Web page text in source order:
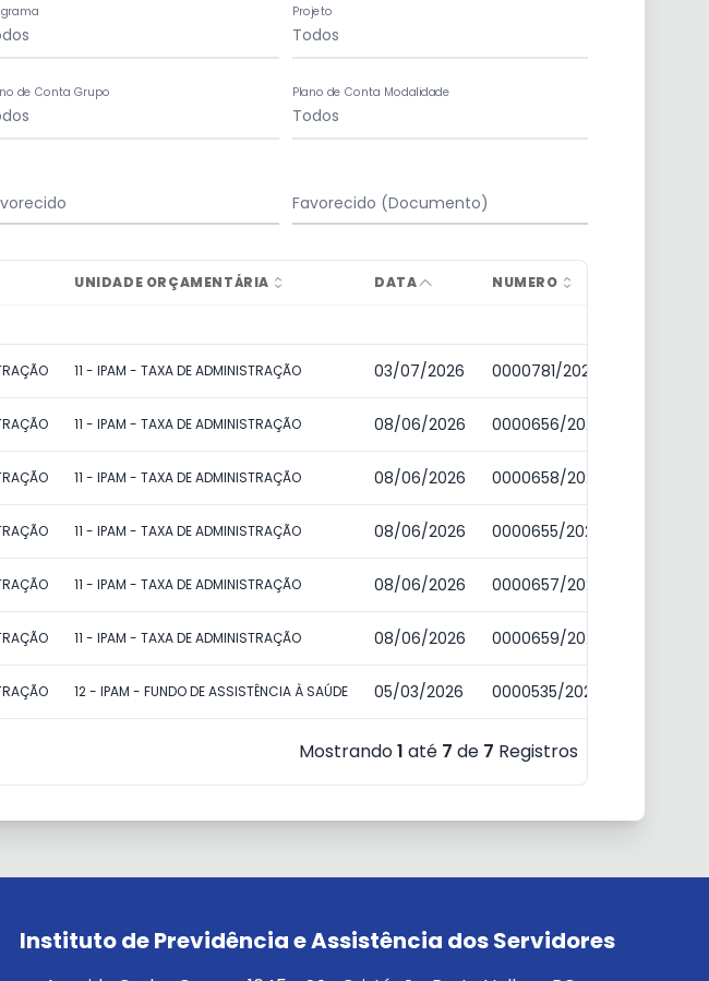
Projeto
de Conta Grupo Plano de Conta Modalidade
Favorecido (Documento)
UNIDADE ORÇAMENTÁRIA DATA NUMERO
11 - IPAM - TAXA DE ADMINISTRAÇÃO 03/07/2026 0000781/2026
11 - IPAM - TAXA DE ADMINISTRAÇÃO 08/06/2026 0000656/2026
11 - IPAM - TAXA DE ADMINISTRAÇÃO 08/06/2026 0000658/2026
11 - IPAM - TAXA DE ADMINISTRAÇÃO 08/06/2026 0000655/2026
11 - IPAM - TAXA DE ADMINISTRAÇÃO 08/06/2026 0000657/2026
11 - IPAM - TAXA DE ADMINISTRAÇÃO 08/06/2026 0000659/2026
12 - IPAM - FUNDO DE ASSISTÊNCIA À SAÚDE 05/03/2026 0000535/2026
Mostrando1 até 7 de 7 Registros
Instituto de Previdência e Assistência dos Servidores